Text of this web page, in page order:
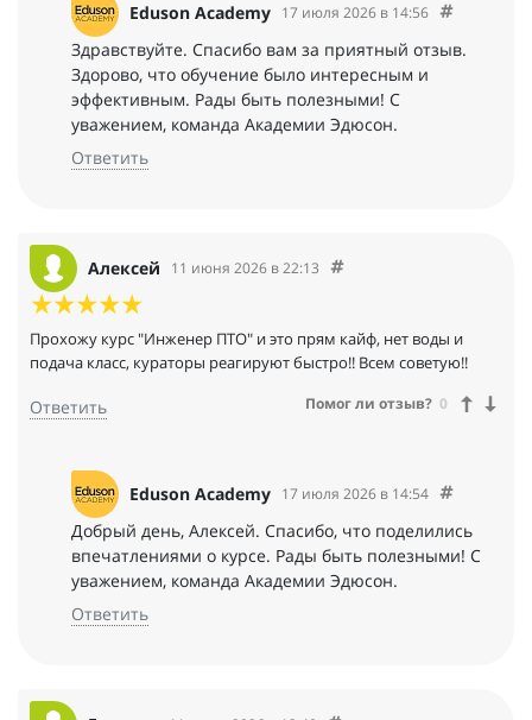
Eduson Academy 17 июля 2026 в 14:56
Здравствуйте. Спасибо вам за приятный отзыв.
Здорово, что обучение было интересным и
эффективным. Рады быть полезными! С
уважением, команда Академии Эдюсон.
Ответить
Алексей 11 июня 2026 в 22:13
Прохожу курс "Инженер ПТО" и это прям кайф, нет воды и
подача класс, кураторы реагируют быстро!! Всем советую!!
Ответить Помог ли отзыв? 0
Eduson Academy 17 июля 2026 в 14:54
Добрый день, Алексей. Спасибо, что поделились
впечатлениями о курсе. Рады быть полезными! С
уважением, команда Академии Эдюсон.
Ответить